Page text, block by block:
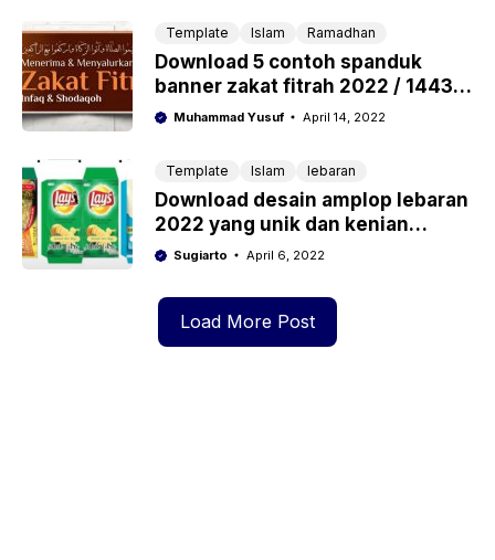
Template Islam Ramadhan
Download 5 contoh spanduk
banner zakat fitrah 2022 / 1443 h
cdr dan psd photoshop
Muhammad Yusuf April 14, 2022
Template Islam lebaran
Download desain amplop lebaran
2022 yang unik dan kenian
format cdr
Sugiarto April 6, 2022
Load More Post